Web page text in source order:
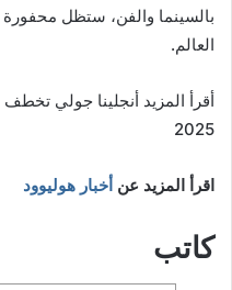
بالسينما والفن، ستظل
العالم.
أقرأ المزيد أنجلينا جولي تخطف
2025
اقرأ المزيد عن أخبار هوليوود
كاتب